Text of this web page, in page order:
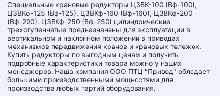
Специальные крановые редукторы Ц3ВК-100 (Вф-100),
Ц3ВКф-125 (Вф-125), Ц3ВКф-160 (Вф-160), Ц3ВКф-200
(Вф-200), Ц3ВКф-250 (Вф-250) цилиндрические
трехступенчатые предназначены для эксплуатации в
вертикальном и наклонном положении в приводах
механизмов передвижения кранов и крановых тележек.
Купить редукторы по выгодным ценам и получить
подробные характеристики товара можно у наших
менеджеров. Наша компания ООО ПТЦ "Привод" обладает
большими производственными мощностями для
производства любых партий оборудования.